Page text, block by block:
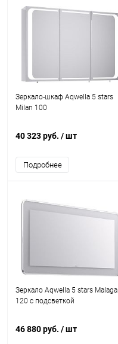
Зеркало-шкаф Aqwella 5 stars
Milan 100
40 323 руб. / шт
Подробнее
Зеркало Aqwella 5 stars Malaga
120 с подсветкой
46 880 руб. / шт